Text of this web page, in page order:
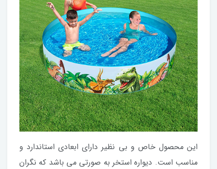
این محصول خاص و بی نظیر دارای ابعادی استاندارد و
مناسب است. دیواره استخر به صورتی می باشد که نگران